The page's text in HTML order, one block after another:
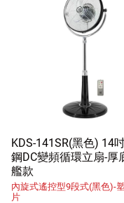
訪客訂單查詢
Line
KDS-141SR(黑色) 14
鋼DC變頻循環立扇-厚
艦款
內旋式遙控型9段式(黑色)-
片